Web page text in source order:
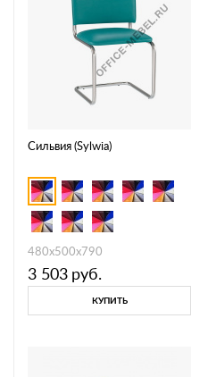
Сильвия (Sylwia)
480x500x790
3 503 руб.
КУПИТЬ